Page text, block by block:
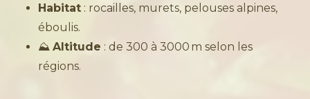
Habitat : rocailles, murets, pelouses alpines,
éboulis.
⛰️ Altitude : de 300 à 3000 m selon les
régions.